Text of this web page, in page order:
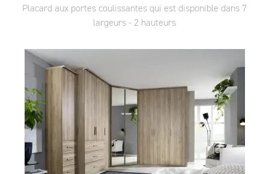
Placard aux portes coulissantes qui est disponible dans 7
largeurs - 2 hauteurs